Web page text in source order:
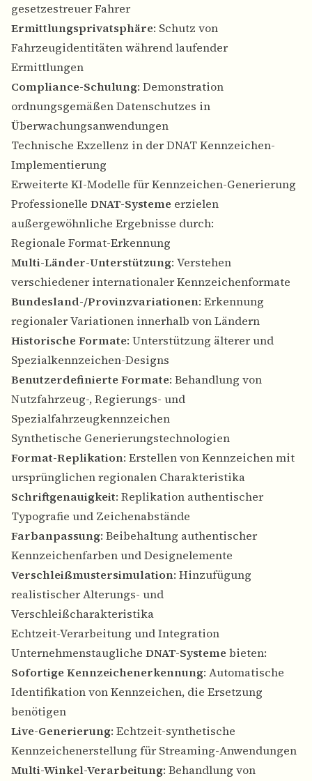
gesetzestreuer Fahrer
Ermittlungsprivatsphäre: Schutz von
Fahrzeugidentitäten während laufender
Ermittlungen
Compliance-Schulung: Demonstration
ordnungsgemäßen Datenschutzes in
Überwachungsanwendungen
Technische Exzellenz in der DNAT Kennzeichen-
Implementierung
Erweiterte KI-Modelle für Kennzeichen-Generierung
Professionelle DNAT-Systeme erzielen
außergewöhnliche Ergebnisse durch:
Regionale Format-Erkennung
Multi-Länder-Unterstützung: Verstehen
verschiedener internationaler Kennzeichenformate
Bundesland-/Provinzvariationen: Erkennung
regionaler Variationen innerhalb von Ländern
Historische Formate: Unterstützung älterer und
Spezialkennzeichen-Designs
Benutzerdefinierte Formate: Behandlung von
Nutzfahrzeug-, Regierungs- und
Spezialfahrzeugkennzeichen
Synthetische Generierungstechnologien
Format-Replikation: Erstellen von Kennzeichen mit
ursprünglichen regionalen Charakteristika
Schriftgenauigkeit: Replikation authentischer
Typografie und Zeichenabstände
Farbanpassung: Beibehaltung authentischer
Kennzeichenfarben und Designelemente
Verschleißmustersimulation: Hinzufügung
realistischer Alterungs- und
Verschleißcharakteristika
Echtzeit-Verarbeitung und Integration
Unternehmenstaugliche DNAT-Systeme bieten:
Sofortige Kennzeichenerkennung: Automatische
Identifikation von Kennzeichen, die Ersetzung
benötigen
Live-Generierung: Echtzeit-synthetische
Kennzeichenerstellung für Streaming-Anwendungen
Multi-Winkel-Verarbeitung: Behandlung von